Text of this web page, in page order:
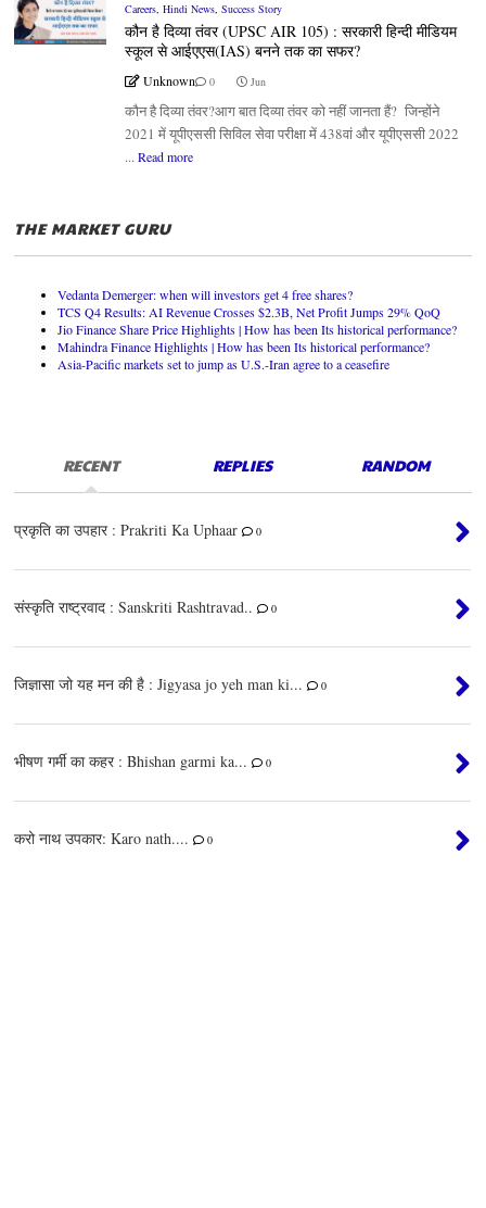
Careers, Hindi News, Success Story
कौन है दिव्या तंवर (UPSC AIR 105) : सरकारी हिन्दी मीडियम
स्कूल से आईएएस(IAS) बनने तक का सफर?
Unknown 0 Jun
कौन है दिव्या तंवर?आग बात दिव्या तंवर को नहीं जानता हैं? जिन्होंने
2021 में यूपीएससी सिविल सेवा परीक्षा में 438वां और यूपीएससी 2022
... Read more
THE MARKET GURU
Vedanta Demerger: when will investors get 4 free shares?
TCS Q4 Results: AI Revenue Crosses $2.3B, Net Profit Jumps 29% QoQ
Jio Finance Share Price Highlights | How has been Its historical performance?
Mahindra Finance Highlights | How has been Its historical performance?
Asia-Pacific markets set to jump as U.S.-Iran agree to a ceasefire
RECENT REPLIES RANDOM
प्रकृति का उपहार : Prakriti Ka Uphaar 0
संस्कृति राष्ट्रवाद : Sanskriti Rashtravad.. 0
जिज्ञासा जो यह मन की है : Jigyasa jo yeh man ki... 0
भीषण गर्मी का कहर : Bhishan garmi ka... 0
करो नाथ उपकार: Karo nath.... 0